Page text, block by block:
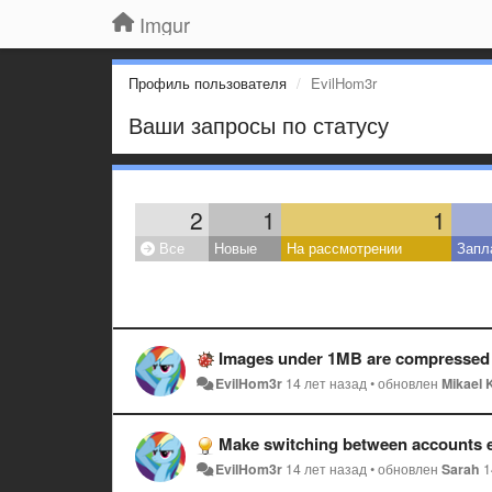
Imgur
Профиль пользователя EvilHom3r
Ваши запросы по статусу
2 1 1
Все Новые На рассмотрении
Images under 1MB are compressed
EvilHom3r 14 лет назад•обновленMikael
Make switching between accounts
EvilHom3r 14 лет назад•обновленSarah